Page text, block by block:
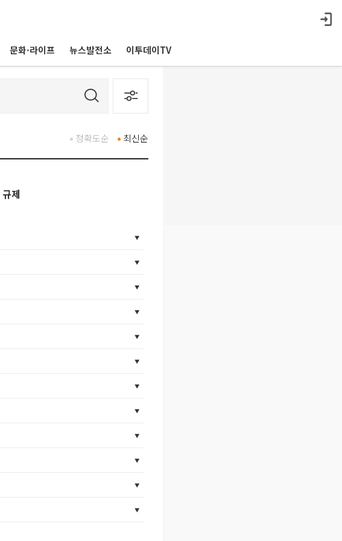
문화·라이프 뉴스발전소 이투데이TV
최신순
정확도순
제